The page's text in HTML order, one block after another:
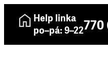
Help linka
po–pá: 9–22770